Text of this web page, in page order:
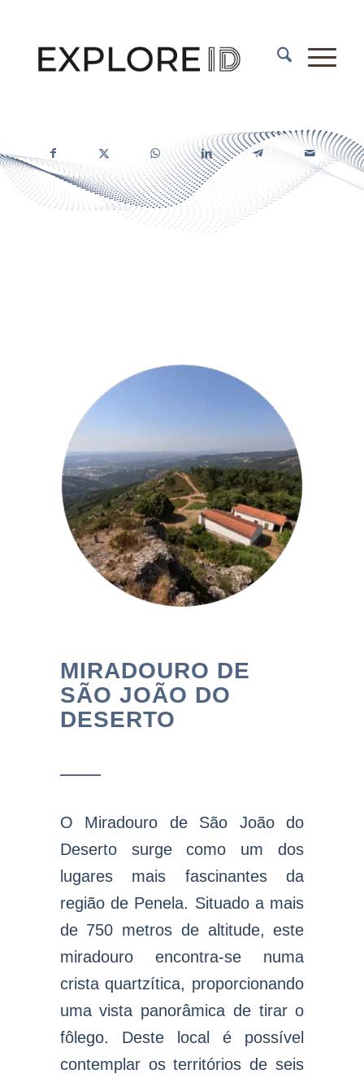
MIRADOURO DE
SÃO JOÃO DO
DESERTO
O Miradouro de São João do
Deserto surge como um dos
lugares mais fascinantes da
região de Penela. Situado a mais
de 750 metros de altitude, este
miradouro encontra-se numa
crista quartzítica, proporcionando
uma vista panorâmica de tirar o
fôlego. Deste local é possível
contemplar os territórios de seis